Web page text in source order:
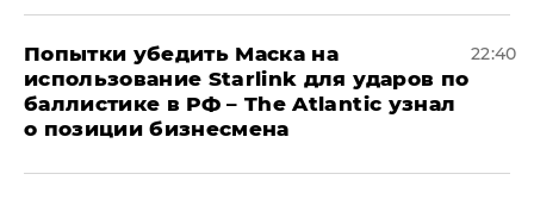
Попытки убедить Маска на
использование Starlink для ударов по
баллистике в РФ – The Atlantic узнал
о позиции бизнесмена
22:40